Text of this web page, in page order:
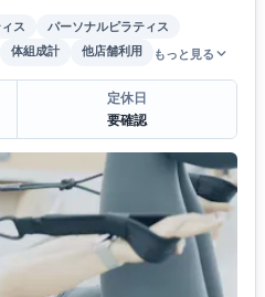
ス
パーソナルピラティス
体組成計 他店舗利用 もっと見る
定休日
要確認